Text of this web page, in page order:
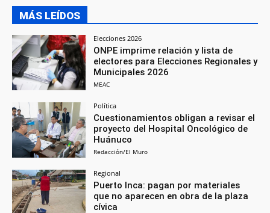
MÁS LEÍDOS
Elecciones 2026
ONPE imprime relación y lista de
electores para Elecciones Regionales y
Municipales 2026
MEAC
Política
Cuestionamientos obligan a revisar el
proyecto del Hospital Oncológico de
Huánuco
Redacción/El Muro
Regional
Puerto Inca: pagan por materiales
que no aparecen en obra de la plaza
cívica